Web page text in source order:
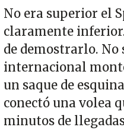
No era superior el
claramente
de demostrarlo. No
internacional
un saque de
conectó una volea
minutos de